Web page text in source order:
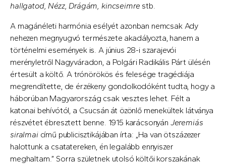
hallgatod, Nézz, Drágám, kincseimre stb.
A magánéleti harmónia esélyét azonban nemcsak Ady
nehezen megnyugvó természete akadályozta, hanem a
történelmi események is. A június 28-i szarajevói
merényletről Nagyváradon, a Polgári Radikális Párt ülésén
értesült a költő. A trónörökös és felesége tragédiája
megrendítette, de érzékeny gondolkodóként tudta, hogy a
háborúban Magyarország csak vesztes lehet. Félt a
katonai behívótól, a Csucsán át özönlő menekültek látványa
részvétet ébresztett benne. 1915 karácsonyán Jeremiás
siralmaicímű publicisztikájában írta: „Ha van ötszázezer
halottunk a csatatereken, én legalább ennyiszer
meghaltam.” Sorra születnek utolsó költői korszakának